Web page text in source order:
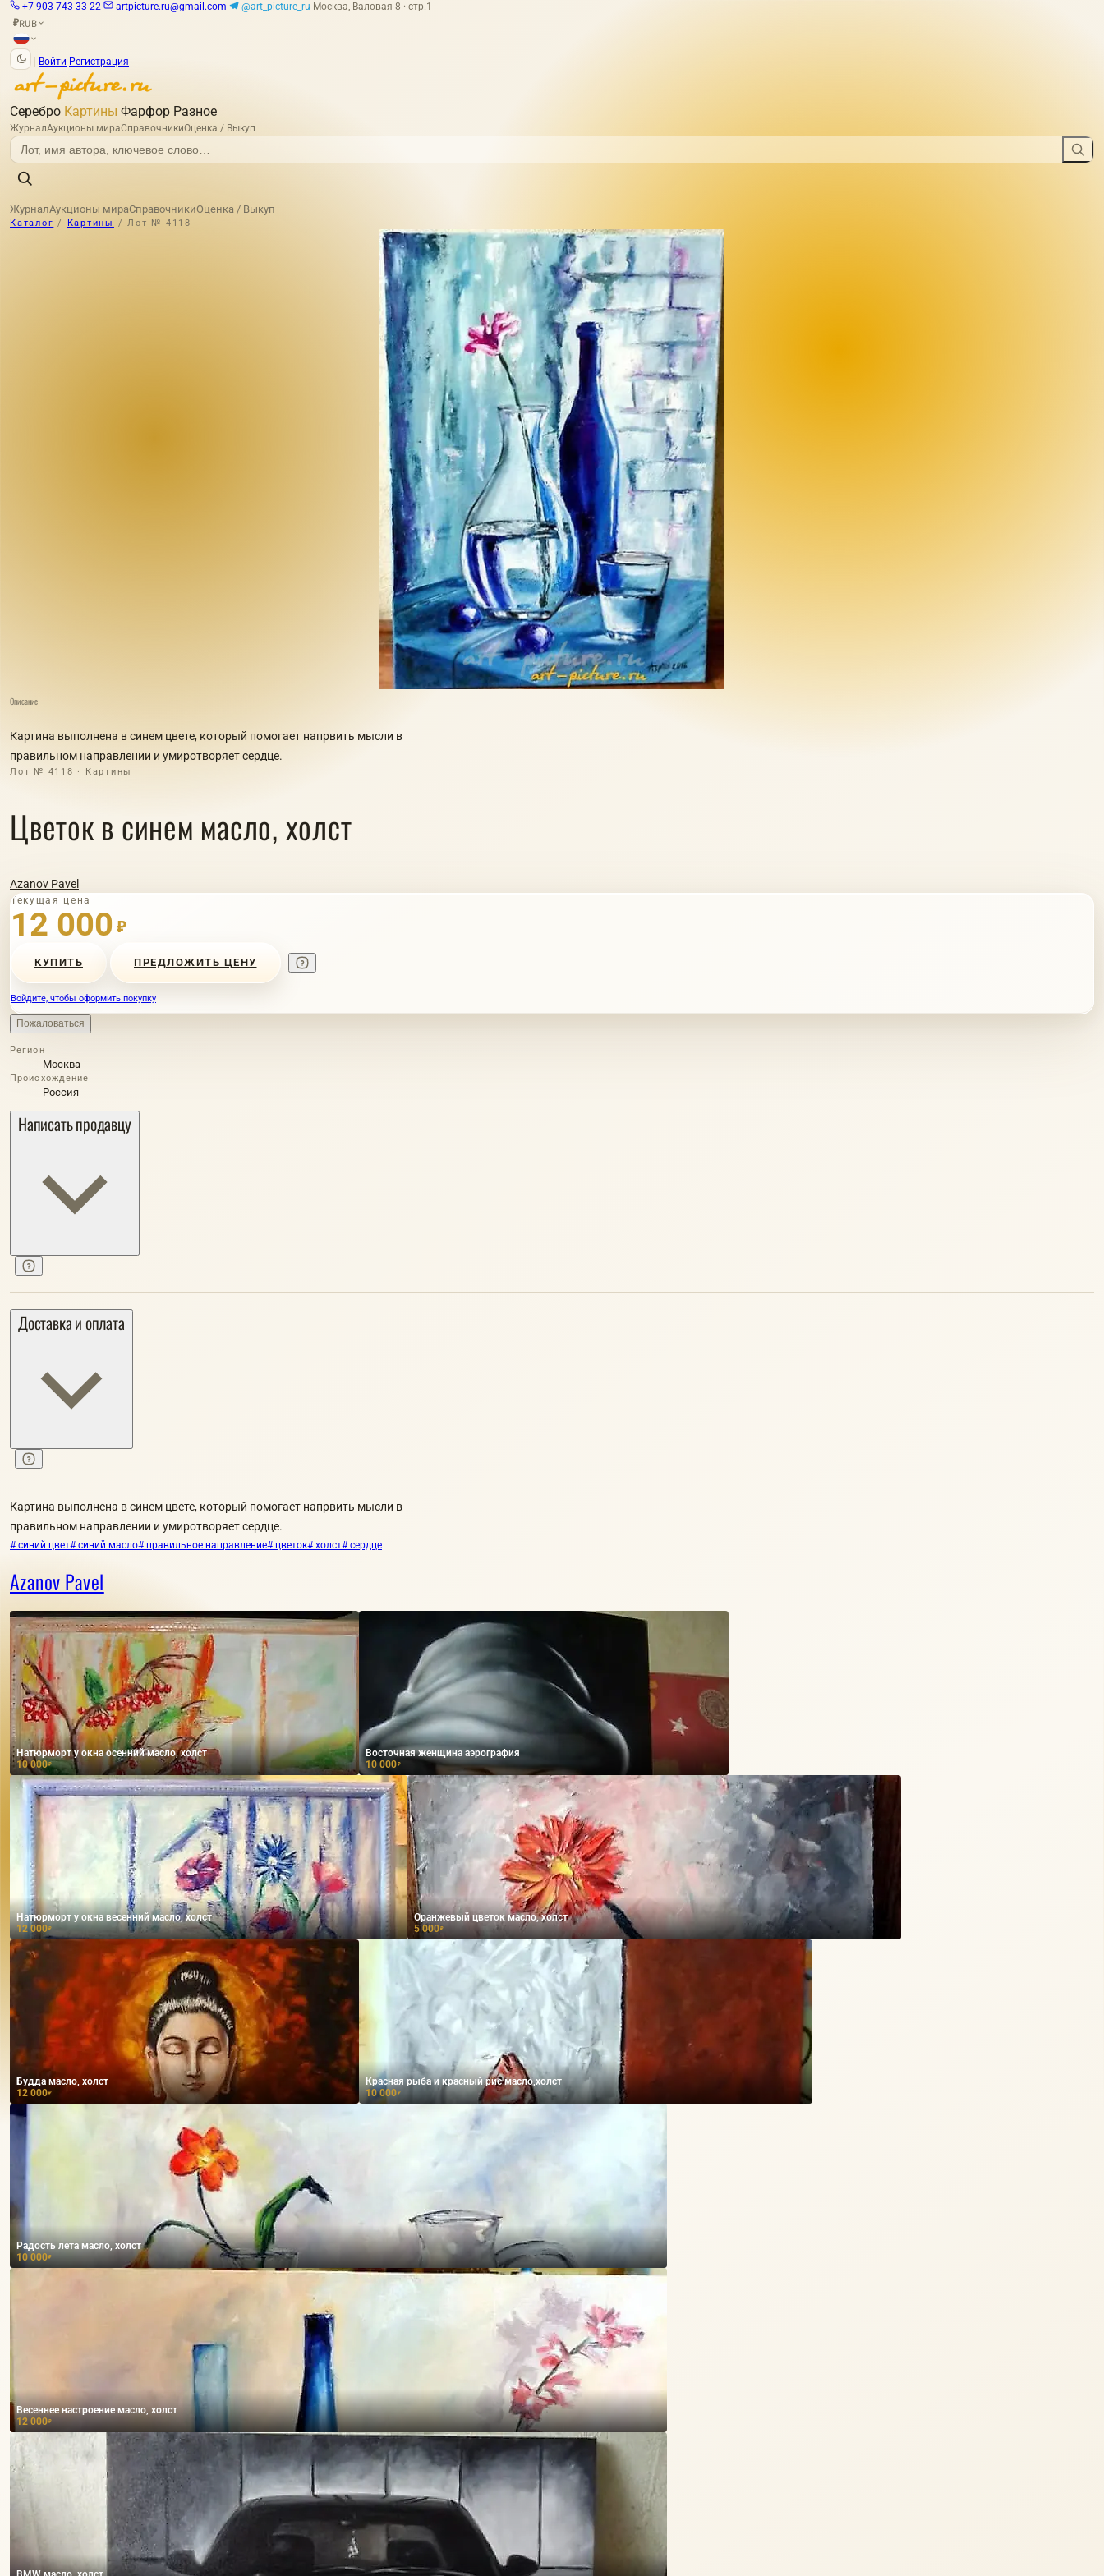
+7 903 743 33 22 artpicture.ru@gmail.com @art_picture_ru Москва, Валовая 8 · стр.1
₽RUB
Войти Регистрация
Серебро Картины Фарфор Разное
ЖурналАукционы мираСправочникиОценка / Выкуп
ЖурналАукционы мираСправочникиОценка / Выкуп
Каталог / Картины / Лот № 4118
Описание
Картина выполнена в синем цвете, который помогает напрвить мысли в
правильном направлении и умиротворяет сердце.
Лот № 4118 · Картины
Цветок в синем масло, холст
Azanov Pavel
Текущая цена
12 000 ₽
КУПИТЬ ПРЕДЛОЖИТЬ ЦЕНУ
Войдите, чтобы оформить покупку
Пожаловаться
Регион
Москва
Происхождение
Россия
Написать продавцу
Доставка и оплата
Картина выполнена в синем цвете, который помогает напрвить мысли в
правильном направлении и умиротворяет сердце.
# синий цвет# синий масло# правильное направление# цветок# холст# сердце
Azanov Pavel
Натюрморт у окна осенний масло, холст
10 000₽
Восточная женщина аэрография
10 000₽
Натюрморт у окна весенний масло, холст
12 000₽
Оранжевый цветок масло, холст
5 000₽
Будда масло, холст
12 000₽
Красная рыба и красный рис масло,холст
10 000₽
Радость лета масло, холст
10 000₽
Весеннее настроение масло, холст
12 000₽